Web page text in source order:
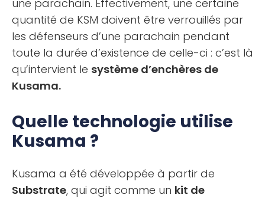
une parachain. Effectivement, une certaine
quantité de KSM doivent être verrouillés par
les défenseurs d’une parachain pendant
toute la durée d’existence de celle-ci : c’est là
qu’intervient le système d’enchères de
Kusama.
Quelle technologie utilise
Kusama ?
Kusama a été développée à partir de
Substrate, qui agit comme un kit de